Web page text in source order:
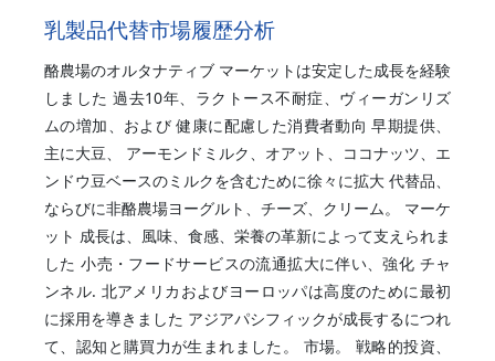
乳製品代替市場履歴分析
酪農場のオルタナティブ マーケットは安定した成長を経験
しました 過去10年、ラクトース不耐症、ヴィーガンリズ
ムの増加、および 健康に配慮した消費者動向 早期提供、
主に大豆、 アーモンドミルク、オアット、ココナッツ、エ
ンドウ豆ベースのミルクを含むために徐々に拡大 代替品、
ならびに非酪農場ヨーグルト、チーズ、クリーム。 マーケ
ット 成長は、風味、食感、栄養の革新によって支えられま
した 小売・フードサービスの流通拡大に伴い、強化 チャ
ンネル. 北アメリカおよびヨーロッパは高度のために最初
に採用を導きました アジアパシフィックが成長するにつれ
て、認知と購買力が生まれました。 市場。 戦略的投資、